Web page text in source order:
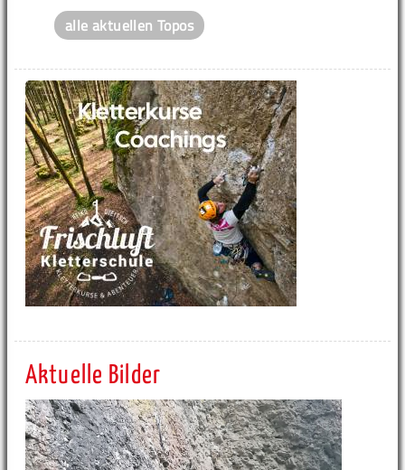
alle aktuellen Topos
Aktuelle Bilder